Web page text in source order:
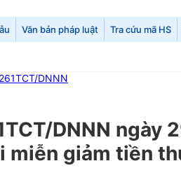
Văn bản pháp luật Tra cứu mã HS
DNNN
DNNN
miễn giảm tiền